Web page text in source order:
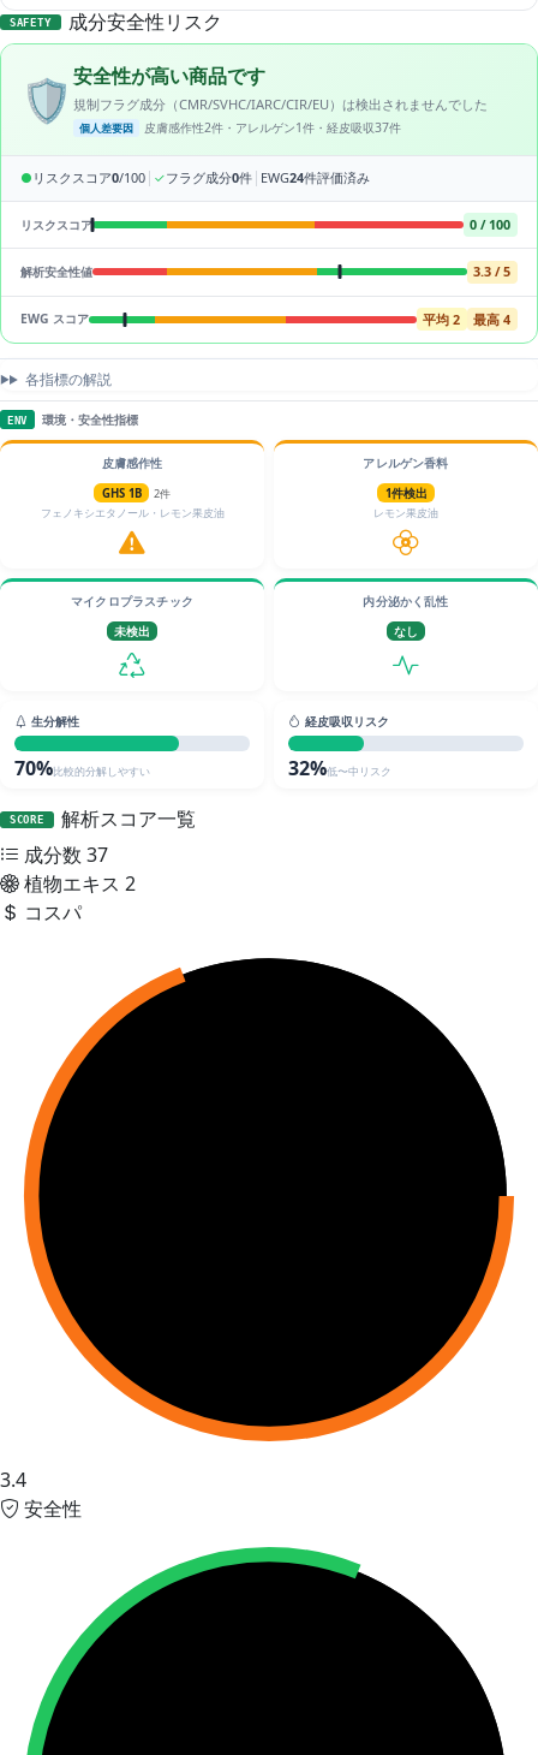
SAFETY 成分安全性リスク
🛡️安全性が高い商品です
規制フラグ成分（CMR/SVHC/IARC/CIR/EU）は検出されませんでした
個人差要因 皮膚感作性2件・アレルゲン1件・経皮吸収37件
● リスクスコア0/100 | ✓フラグ成分0件 | EWG24件評価済み
リスクスコア 0 / 100
解析安全性値 3.3 / 5
EWG スコア 平均 2 最高 4
各指標の解説
ENV 環境・安全性指標
皮膚感作性
GHS 1B
2件
フェノキシエタノール・レモン果皮油
アレルゲン香料
1件検出
レモン果皮油
マイクロプラスチック
未検出
内分泌かく乱性
なし
生分解性
70%比較的分解しやすい
経皮吸収リスク
32%低〜中リスク
SCORE
解析スコア一覧
成分数 37
植物エキス 2
コスパ
3.4
安全性